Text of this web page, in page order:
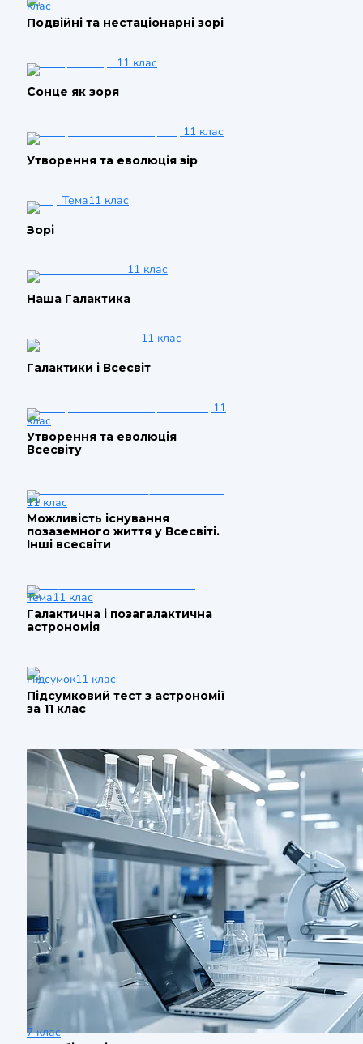
клас
Подвійні та нестаціонарні зорі
11 клас
Сонце як зоря
11 клас
Утворення та еволюція зір
Тема11 клас
Зорі
11 клас
Наша Галактика
11 клас
Галактики і Всесвіт
11
клас
Утворення та еволюція
Всесвіту
11 клас
Можливість існування
позаземного життя у Всесвіті.
Інші всесвіти
Тема11 клас
Галактична і позагалактична
астрономія
Підсумок11 клас
Підсумковий тест з астрономії
за 11 клас
7 клас